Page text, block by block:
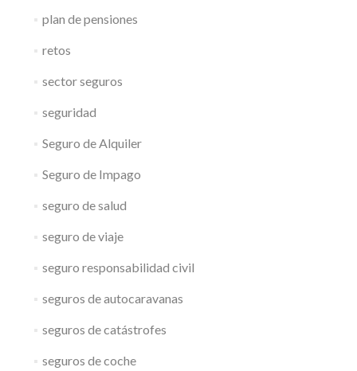
plan de pensiones
retos
sector seguros
seguridad
Seguro de Alquiler
Seguro de Impago
seguro de salud
seguro de viaje
seguro responsabilidad civil
seguros de autocaravanas
seguros de catástrofes
seguros de coche